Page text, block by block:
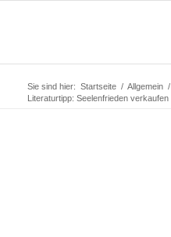
Sie sind hier: Startseite / Allgemein /
Literaturtipp: Seelenfrieden verkaufen